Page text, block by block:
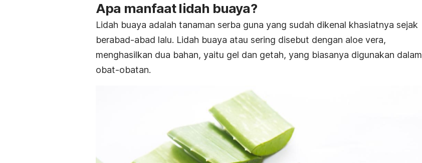
Apa manfaat lidah buaya?
Lidah buaya adalah tanaman serba guna yang sudah dikenal khasiatnya sejak
berabad-abad lalu. Lidah buaya atau sering disebut dengan aloe vera,
menghasilkan dua bahan, yaitu gel dan getah, yang biasanya digunakan dalam
obat­-obatan.